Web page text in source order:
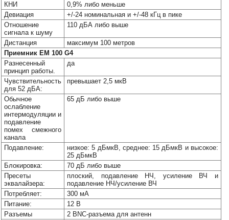
КНИ
0,9% либо меньше
Девиация
+/-24 номинальная и +/-48 кГц в пике
Отношение
сигнала к шуму
110 дБА либо выше
Дистанция
максимум 100 метров
Приемник EM 100 G4
Разнесенный
принцип работы.
да
Чувствительность
для 52 дБА:
превышает 2,5 мкВ
Обычное
ослабление
интермодуляции и
подавление
помех смежного
канала
65 дБ либо выше
Подавление:
низкое: 5 дБмкВ, среднее: 15 дБмкВ и высокое:
25 дБмкВ
Блокировка:
70 дБ либо выше
Пресеты
эквалайзера:
плоский, подавление НЧ, усиление ВЧ и
подавление НЧ/усиление ВЧ
Потребляет:
300 мА
Питание:
12 В
Разъемы
2 BNC-разъема для антенн